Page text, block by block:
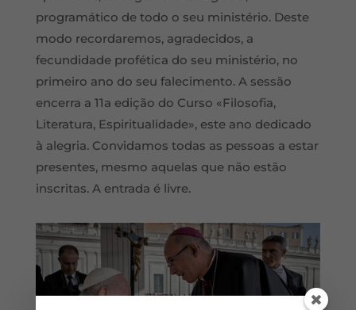
programático de todo o seu ministério. Deste
modo recordaremos, agradecidos, a
fecundidade profética do seu ministério, no
primeiro ano do seu falecimento. A sessão
encerra a 11a edição do Curso «Filosofia,
Literatura, Espiritualidade», este ano dedicado
à alegria. Convidamos todas as pessoas a estar
presentes, mesmo aquelas que não estão
inscritas. A entrada é livre.